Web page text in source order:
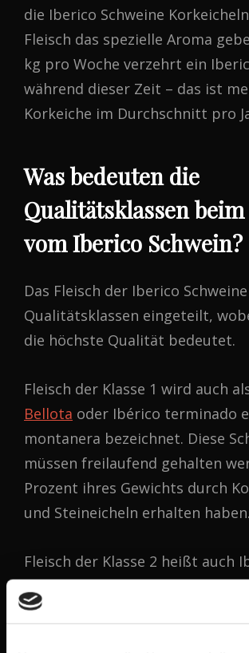
die Iberico Schweine
Fleisch das spezielle Aroma
kg pro Woche verzehrt ein
während dieser Zeit – das ist
Korkeiche im Durchschnitt pro
Was bedeuten die
Qualitätsklassen
vom Iberico Schwein?
Das Fleisch der Iberico
Qualitätsklassen eingeteilt,
die höchste Qualität bedeutet.
Fleisch der Klasse 1 wird auch
Bellota oder Ibérico terminado
montanera bezeichnet. Diese
müssen freilaufend gehalten
Prozent ihres Gewichts durch
und Steineicheln erhalten haben.
Fleisch der Klasse 2 heißt auch
Recebo. Diese Schweine
beigefüttert und müssen